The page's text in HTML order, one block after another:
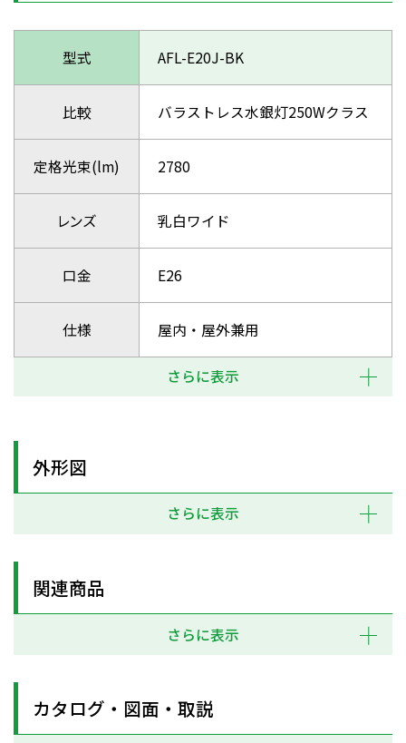
型式 AFL-E20J-BK
比較 バラストレス水銀灯250Wクラス
定格光束(lm) 2780
レンズ 乳白ワイド
口金 E26
仕様 屋内・屋外兼用
さらに表示
外形図
さらに表示
関連商品
さらに表示
カタログ・図面・取説